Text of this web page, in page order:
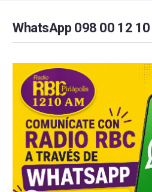
WhatsApp 098 00 12 10